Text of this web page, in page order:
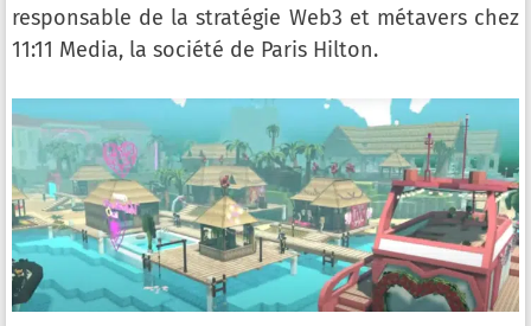
responsable de la stratégie Web3 et métavers chez
11:11 Media, la société de Paris Hilton.